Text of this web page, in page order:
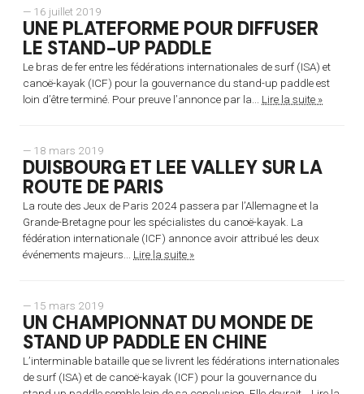
— 16 juillet 2019
UNE PLATEFORME POUR DIFFUSER
LE STAND-UP PADDLE
Le bras de fer entre les fédérations internationales de surf (ISA) et
canoë-kayak (ICF) pour la gouvernance du stand-up paddle est
loin d’être terminé. Pour preuve l’annonce par la... Lire la suite »
— 18 mars 2019
DUISBOURG ET LEE VALLEY SUR LA
ROUTE DE PARIS
La route des Jeux de Paris 2024 passera par l’Allemagne et la
Grande-Bretagne pour les spécialistes du canoë-kayak. La
fédération internationale (ICF) annonce avoir attribué les deux
événements majeurs... Lire la suite »
— 15 mars 2019
UN CHAMPIONNAT DU MONDE DE
STAND UP PADDLE EN CHINE
L’interminable bataille que se livrent les fédérations internationales
de surf (ISA) et de canoë-kayak (ICF) pour la gouvernance du